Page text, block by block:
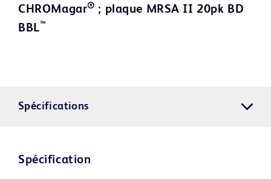
CHROMagar® ; plaque MRSA II 20pk BD
BBL™
Spécifications
Spécification